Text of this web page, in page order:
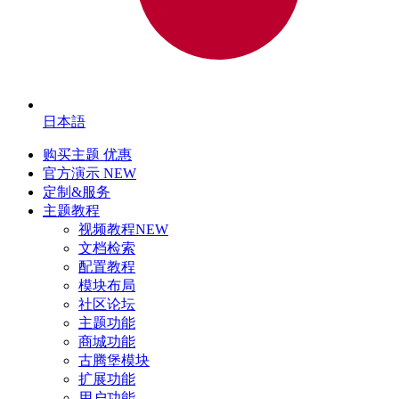
日本語
购买主题 优惠
官方演示 NEW
定制&服务
主题教程
视频教程NEW
文档检索
配置教程
模块布局
社区论坛
主题功能
商城功能
古腾堡模块
扩展功能